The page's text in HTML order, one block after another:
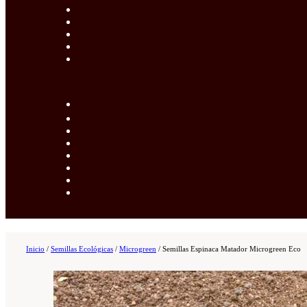
Inicio / Semillas Ecológicas / Microgreen / Semillas Espinaca Matador Microgreen Eco